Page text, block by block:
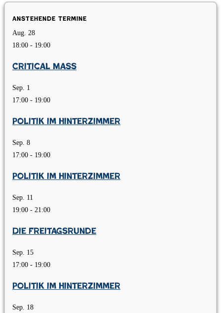
Anstehende Termine
Aug. 28
18:00 - 19:00
Critical Mass
Sep. 1
17:00 - 19:00
Politik im Hinterzimmer
Sep. 8
17:00 - 19:00
Politik im Hinterzimmer
Sep. 11
19:00 - 21:00
Die Freitagsrunde
Sep. 15
17:00 - 19:00
Politik im Hinterzimmer
Sep. 18